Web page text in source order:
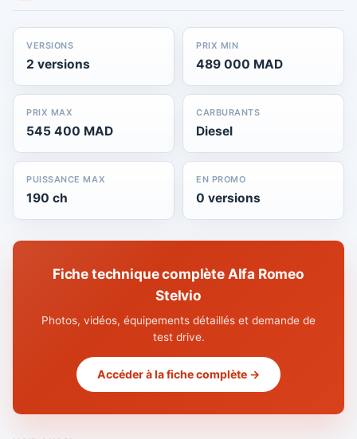
VERSIONS
2 versions
PRIX MIN
489 000 MAD
PRIX MAX
545 400 MAD
CARBURANTS
Diesel
PUISSANCE MAX
190 ch
EN PROMO
0 versions
Fiche technique complète Alfa Romeo
Stelvio
Photos, vidéos, équipements détaillés et demande de
test drive.
Accéder à la fiche complète →